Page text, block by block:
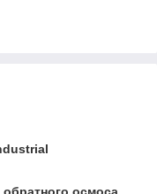
осмоса